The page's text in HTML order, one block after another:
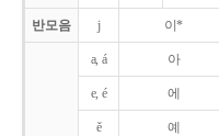
반모음 j 이*
a, á 아
e, é 에
ě 예